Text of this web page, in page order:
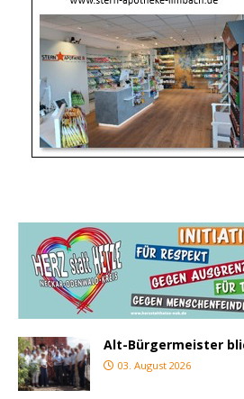
Alt-Bürgermeister
03. August 2026